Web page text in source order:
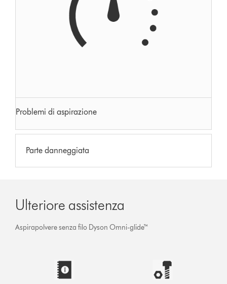
Problemi di aspirazione
Parte danneggiata
Ulteriore assistenza
Aspirapolvere senza filo Dyson Omni-glide™